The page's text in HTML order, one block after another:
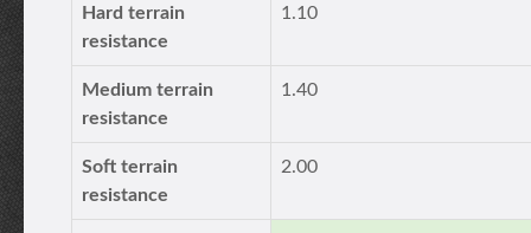
Hard terrain
resistance
1.10
Medium terrain
resistance
1.40
Soft terrain
resistance
2.00